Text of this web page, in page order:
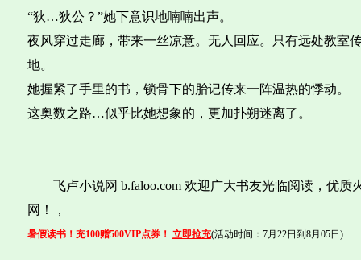
“狄…狄公？”她下意识地喃喃出声。
夜风穿过走廊，带来一丝凉意。无人回应。只有远处教室
地。
她握紧了手里的书，锁骨下的胎记传来一阵温热的悸动。
这奥数之路…似乎比她想象的，更加扑朔迷离了。
飞卢小说网 b.faloo.com 欢迎广大书友光临阅读，优质
网！，
暑假读书！充100赠500VIP点券！ 立即抢充(活动时间：7月22日到8月05日)